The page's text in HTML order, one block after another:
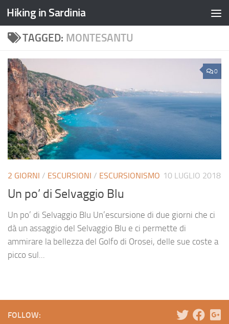
Hiking in Sardinia
TAGGED: MONTESANTU
0
2 GIORNI / ESCURSIONI / ESCURSIONISMO 10 LUGLIO 2018
Un po’ di Selvaggio Blu
Un po’ di Selvaggio Blu Un’escursione di due giorni che ci
dà un assaggio del Selvaggio Blu e ci permette di
ammirare la bellezza del Golfo di Orosei, delle sue coste a
picco sul...
FOLLOW: